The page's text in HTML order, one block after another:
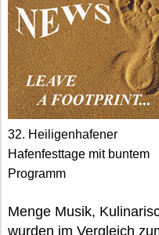
32. Heiligenhafener
Hafenfesttage mit buntem
Programm
Menge Musik,
wurden im Vergleich